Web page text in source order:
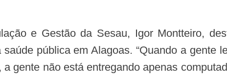
e Gestão da Sesau, Igor Montteiro,
pública em Alagoas. “Quando a gente
gente não está entregando apenas